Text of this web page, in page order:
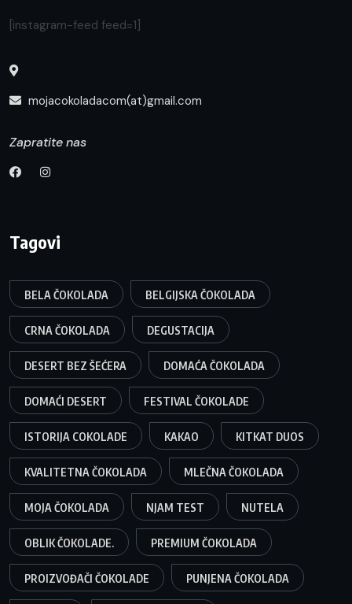
[instagram-feed feed=1]
mojacokoladacom(at)gmail.com
Zapratite nas
Tagovi
BELA ČOKOLADA BELGIJSKA ČOKOLADA
CRNA ČOKOLADA DEGUSTACIJA
DESERT BEZ ŠEĆERA DOMAĆA ČOKOLADA
DOMAĆI DESERT FESTIVAL ČOKOLADE
ISTORIJA COKOLADE KAKAO KITKAT DUOS
KVALITETNA ČOKOLADA MLEČNA ČOKOLADA
MOJA ČOKOLADA NJAM TEST NUTELA
OBLIK ČOKOLADE. PREMIUM ČOKOLADA
PROIZVOĐAČI ČOKOLADE PUNJENA ČOKOLADA